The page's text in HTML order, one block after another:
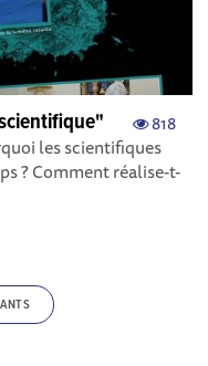
818
les scientifiques
? Comment réalise-t-